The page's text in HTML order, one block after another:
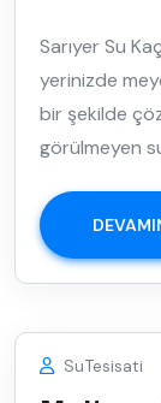
Sarıyer Su
yerinizde
bir şekilde
görülmeyen
SuTesisati